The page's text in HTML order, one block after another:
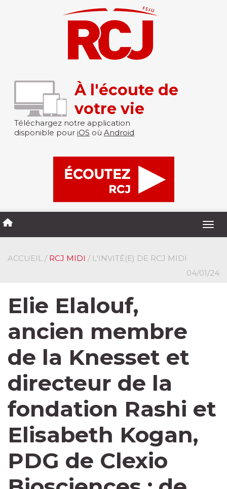
À l'écoute de
votre vie
Téléchargez notre application
disponible pour iOS où Android
ACCUEIL / RCJ MIDI / L'INVITÉ(E) DE RCJ MIDI
04/01/24
Elie Elalouf,
ancien membre
de la Knesset et
directeur de la
fondation Rashi et
Elisabeth Kogan,
PDG de Clexio